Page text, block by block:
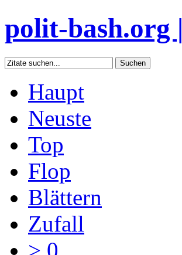
polit-bash.org
Haupt
Neuste
Top
Flop
Blättern
Zufall
> 0